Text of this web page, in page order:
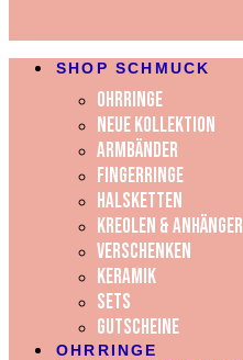
SHOP SCHMUCK
OHRRINGE
NEUE KOLLEKTION
ARMBÄNDER
FINGERRINGE
HALSKETTEN
KREOLEN & ANHÄNGER
VERSCHENKEN
KERAMIK
SETS
GUTSCHEINE
OHRRINGE